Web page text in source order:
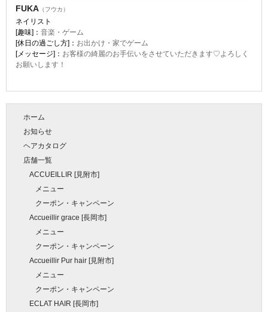
FUKA （フウカ）
ネイリスト
[趣味]： 音楽・ゲーム
[休日の過ごし方]： お出かけ・家でゲーム
[メッセージ]： お客様の綺麗のお手伝いをさせていただきます♡よろしく
お願いします！
ホーム
お知らせ
ヘアカタログ
店舗一覧
ACCUEILLIR [見附市]
メニュー
クーポン・キャンペーン
Accueillir grace [長岡市]
メニュー
クーポン・キャンペーン
Accueillir Pur hair [見附市]
メニュー
クーポン・キャンペーン
ECLAT HAIR [長岡市]